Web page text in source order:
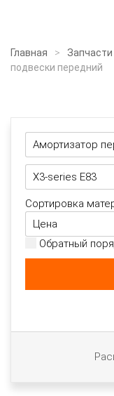
Главная Запчасти
подвески передний
Сортировка
Обратный